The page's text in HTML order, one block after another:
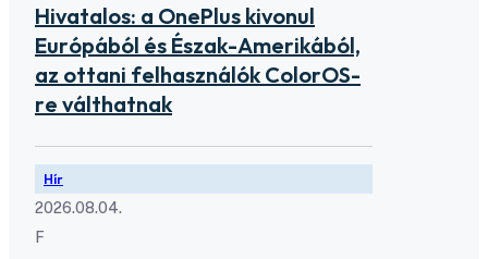
Hivatalos: a OnePlus kivonul
Európából és Észak-Amerikából,
az ottani felhasználók ColorOS-
re válthatnak
Hír
2026.08.04.
F